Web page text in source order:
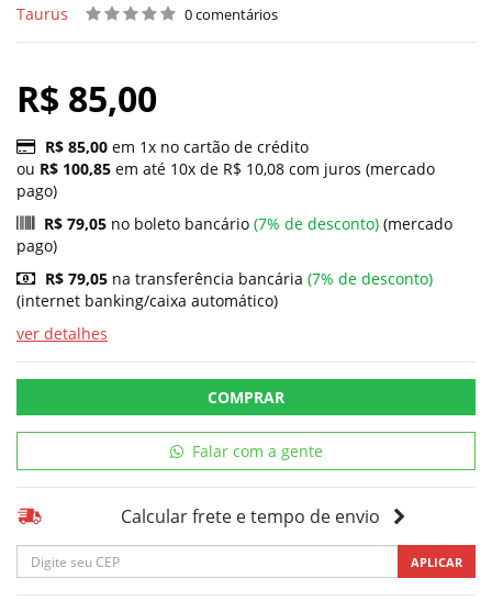
Taurus 0 comentários
R$ 85,00
R$ 85,00 em 1x no cartão de crédito
ou R$ 100,85 em até 10x de R$ 10,08 com juros (mercado
pago)
R$ 79,05 no boleto bancário (7% de desconto) (mercado
pago)
R$ 79,05 na transferência bancária (7% de desconto)
(internet banking/caixa automático)
ver detalhes
COMPRAR
Falar com a gente
Calcular frete e tempo de envio
APLICAR